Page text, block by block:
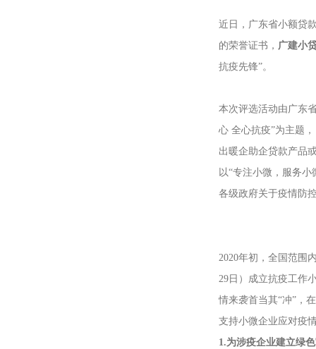
近日，广东省小额贷
的荣誉证书， 广建小
抗疫先锋”。
本次评选活动由广东
心 全心抗疫”为主题
出暖企助企贷款产品
以“专注小微，服务
各级政府关于疫情防
2020年初，全国范围
29日）成立抗疫工作
情来袭首当其“冲”，
支持小微企业应对疫
1.为涉疫企业建立绿